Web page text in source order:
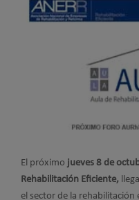
El próximo jueves 8 de
Rehabilitación Eficiente,
el sector de la